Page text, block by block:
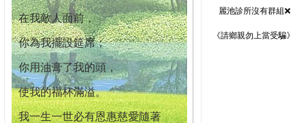
在我敵人面前，
你為我擺設筵席；
你用油膏了我的頭，
使我的福杯滿溢。
我一生一世必有恩惠慈愛隨著
麗池診所沒有群組❌
《請鄉親勿上當受騙》